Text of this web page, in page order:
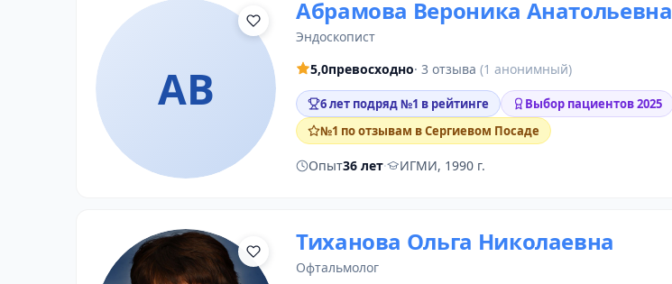
АВ
Абрамова Вероника Анатольевна
эндоскопист
5,0превосходно· 3 отзыва (1 анонимный)
6 лет подряд №1 в рейтинге
Выбор пациентов 2025
№1 по отзывам в Сергиевом Посаде
Опыт36 лет· ИГМИ, 1990 г.
Тиханова Ольга Николаевна
офтальмолог